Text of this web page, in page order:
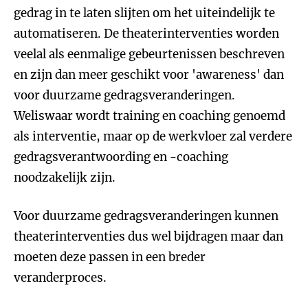
gedrag in te laten slijten om het uiteindelijk te
automatiseren. De theaterinterventies worden
veelal als eenmalige gebeurtenissen beschreven
en zijn dan meer geschikt voor 'awareness' dan
voor duurzame gedragsveranderingen.
Weliswaar wordt training en coaching genoemd
als interventie, maar op de werkvloer zal verdere
gedragsverantwoording en -coaching
noodzakelijk zijn.
Voor duurzame gedragsveranderingen kunnen
theaterinterventies dus wel bijdragen maar dan
moeten deze passen in een breder
veranderproces.